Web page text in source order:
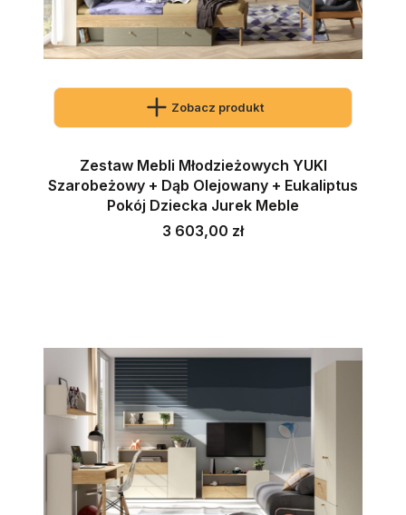
Zobacz produkt
Zestaw Mebli Młodzieżowych YUKI
Szarobeżowy + Dąb Olejowany + Eukaliptus
Pokój Dziecka Jurek Meble
Cena
3 603,00 zł